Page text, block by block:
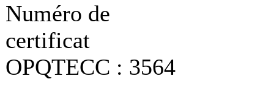
Numéro de
certificat
OPQTECC : 3564